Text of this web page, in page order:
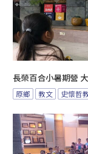
長榮百合小暑期營
原鄉 教文 史懷哲